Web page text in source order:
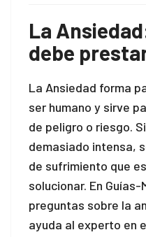
La
debe
La Ansiedad forma
ser humano y sirve
de peligro o riesgo.
demasiado intensa,
de sufrimiento que
solucionar. En
preguntas sobre la
ayuda al experto en